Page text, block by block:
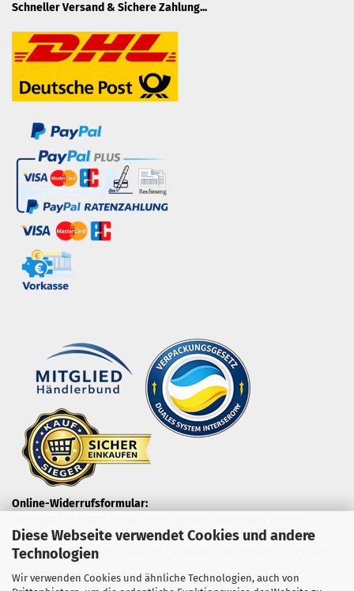
Diese Webseite verwendet Cookies und andere
Technologien
Wir verwenden Cookies und ähnliche Technologien, auch von
Schneller Versand & Sichere Zahlung...
Online-Widerrufsformular:
widerrufen?
Nutzen Sie dazu unser Online-Formular und senden Sie es uns